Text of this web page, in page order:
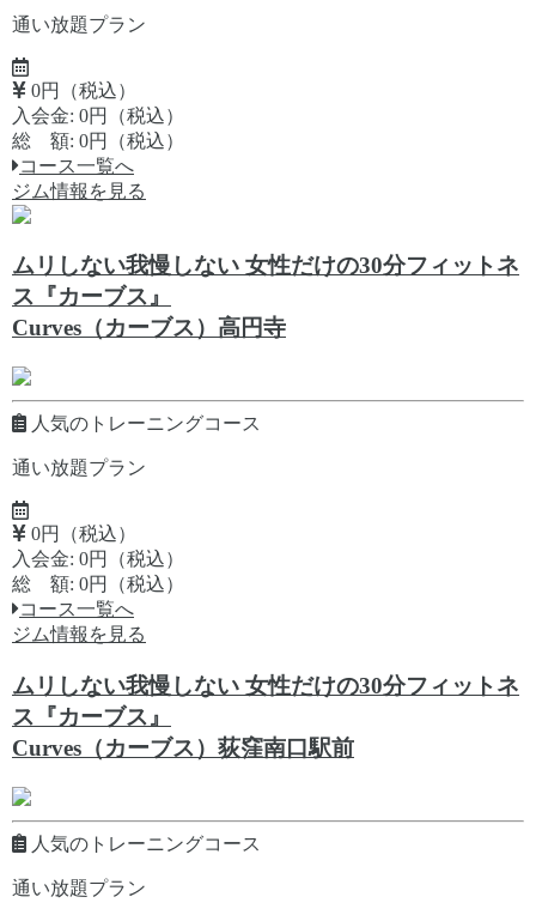
通い放題プラン
0円（税込）
入会金: 0円（税込）
総 額: 0円（税込）
コース一覧へ
ジム情報を見る
ムリしない我慢しない 女性だけの30分フィットネ
ス『カーブス』
Curves（カーブス）高円寺
人気のトレーニングコース
通い放題プラン
0円（税込）
入会金: 0円（税込）
総 額: 0円（税込）
コース一覧へ
ジム情報を見る
ムリしない我慢しない 女性だけの30分フィットネ
ス『カーブス』
Curves（カーブス）荻窪南口駅前
人気のトレーニングコース
通い放題プラン